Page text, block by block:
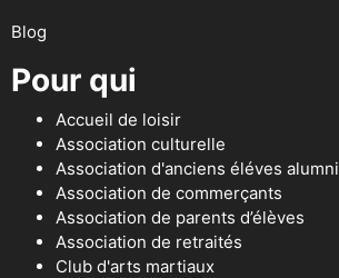
Blog
Pour qui
Accueil de loisir
Association culturelle
Association d'anciens éléves alumni
Association de commerçants
Association de parents d’élèves
Association de retraités
Club d'arts martiaux